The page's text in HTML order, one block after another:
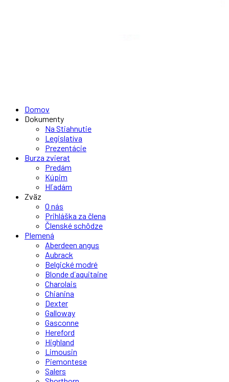
ProfileDomov
Dokumenty
Na Stiahnutie
Legislatíva
Prezentácie
Burza zvierat
Predám
Kúpim
Hľadám
Zväz
O nás
Prihláška za člena
Členské schôdze
Plemená
Aberdeen angus
Aubrack
Belgické modré
Blonde d´aquitaine
Charolais
Chianina
Dexter
Galloway
Gasconne
Hereford
Highland
Limousin
Piemontese
Salers